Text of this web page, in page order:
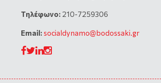
Tηλέφωνο: 210-7259306
Email:socialdynamo@bodossaki.gr